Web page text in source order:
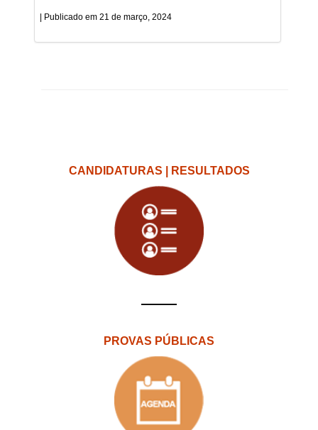
21 de março, 2024
CANDIDATURAS | RESULTADOS
PROVAS PÚBLICAS